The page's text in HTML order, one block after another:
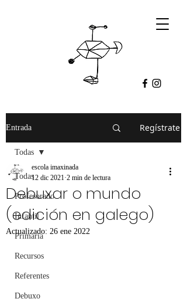
Entrada Regístrate
Todas
Profesorado
Infantil
Primaria
Recursos
Referentes
Debuxo
Todas
Debuxar o mundo
(edición en galego)
escola imaxinada
12 dic 2021 2 min de lectura
Actualizado: 26 ene 2022